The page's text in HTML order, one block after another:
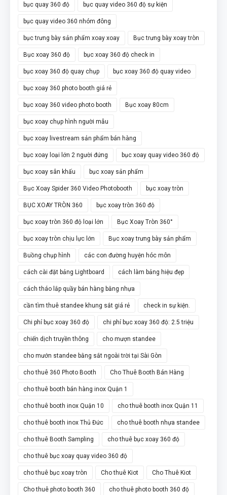
bục quay 360 độ bục quay video 360 độ sự kiện
bục quay video 360 nhóm đông
bục trưng bày sản phẩm xoay xoay Bục trưng bày xoay tròn
Bục xoay 360 độ bục xoay 360 độ check in
bục xoay 360 độ quay chụp bục xoay 360 độ quay video
bục xoay 360 photo booth giá rẻ
bục xoay 360 video photo booth Bục xoay 80cm
bục xoay chụp hình người mẫu
bục xoay livestream sản phẩm bán hàng
bục xoay loại lớn 2 người đứng bục xoay quay video 360 độ
bục xoay sân khấu bục xoay sản phẩm
Bục Xoay Spider 360 Video Photobooth bục xoay tròn
BỤC XOAY TRÒN 360 bục xoay tròn 360 độ
bục xoay tròn 360 độ loại lớn Bục Xoay Tròn 360°
bục xoay tròn chịu lực lớn Bục xoay trưng bày sản phẩm
Buồng chụp hình các con đường huyện hóc môn
cách cài đặt bảng Lightboard cách làm bảng hiệu đẹp
cách tháo lắp quầy bán hàng bằng nhựa
cần tìm thuê standee khung sắt giá rẻ check in sự kiện.
Chi phí bục xoay 360 độ chi phí bục xoay 360 độ: 2.5 triệu
chiến dịch truyền thông cho mượn standee
cho mướn standee bằng sắt ngoài trời tại Sài Gòn
cho thuê 360 Photo Booth Cho Thuê Booth Bán Hàng
cho thuê booth bán hàng inox Quận 1
cho thuê booth inox Quận 10 cho thuê booth inox Quận 11
cho thuê booth inox Thủ Đức cho thuê booth nhựa standee
cho thuê Booth Sampling cho thuê bục xoay 360 độ
cho thuê bục xoay quay video 360 độ
cho thuê bục xoay tròn Cho thuê Kiot Cho Thuê Kiot
Cho thuê photo booth 360 cho thuê photo booth 360 độ